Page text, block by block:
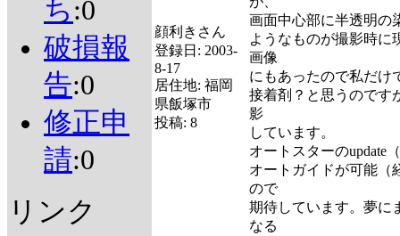
ち :0
破損報
告:0
修正申
請:0
リンク
顔利きさん
登録日: 2003-
8-17
居住地: 福岡
県飯塚市
投稿: 8
画面中心部に半透明の
ようなものが撮影時に
画像
にもあったので私だけ
接着剤？と思うのです
影
しています。
オートスターのupdate
オートガイドが可能（
ので
期待しています。夢に
なる